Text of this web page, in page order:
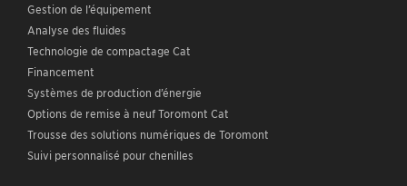
Gestion de l’équipement
Analyse des fluides
Technologie de compactage Cat
Financement
Systèmes de production d’énergie
Options de remise à neuf Toromont Cat
Trousse des solutions numériques de Toromont
Suivi personnalisé pour chenilles